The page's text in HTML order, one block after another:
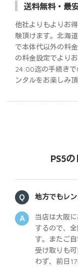
送料無料・最
他社よりもよりお
験頂けます。北海
で本体代以外の料
の料金設定でより
24:00迄の手続きで
ンタルをお楽しみ頂
PS5
地方でもレ
当店は大阪
するので、
す。またご
受け取りも
わず、前日